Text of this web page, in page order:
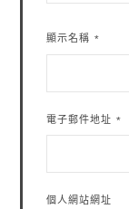
顯示名稱 *
電子郵件地址 *
個人網站網址